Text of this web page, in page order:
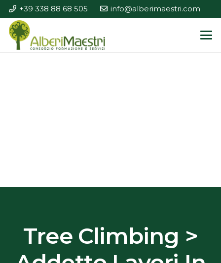
+39 338 88 68 505 info@alberimaestri.com
Tree Climbing >